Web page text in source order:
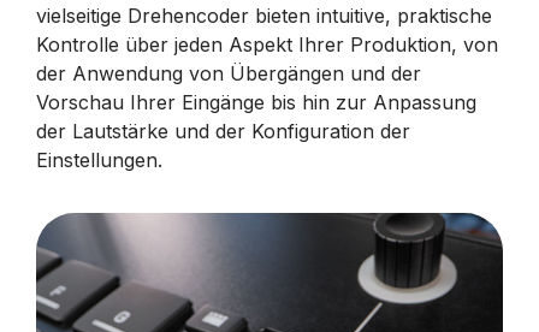
vielseitige Drehencoder bieten intuitive, praktische
Kontrolle über jeden Aspekt Ihrer Produktion, von
der Anwendung von Übergängen und der
Vorschau Ihrer Eingänge bis hin zur Anpassung
der Lautstärke und der Konfiguration der
Einstellungen.